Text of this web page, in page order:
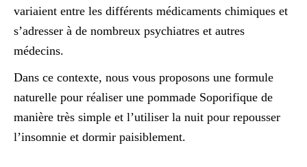
variaient entre les différents médicaments chimiques et
s’adresser à de nombreux psychiatres et autres
médecins.
Dans ce contexte, nous vous proposons une formule
naturelle pour réaliser une pommade Soporifique de
manière très simple et l’utiliser la nuit pour repousser
l’insomnie et dormir paisiblement.